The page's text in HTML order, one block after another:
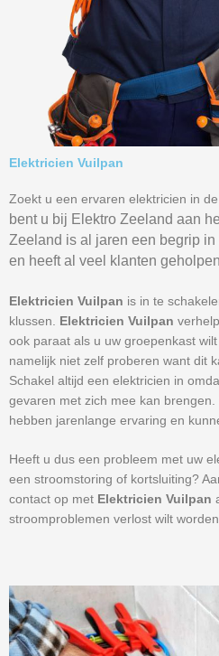
Elektricien Vuilpan
Zoekt u een ervaren elektricien in
bent u bij Elektro Zeeland aan
Zeeland is al jaren een begrip
en heeft al veel klanten
Elektricien Vuilpan is in te
klussen. Elektricien Vuilpan
ook paraat als u uw groepenkast
namelijk niet zelf proberen want dit
Schakel altijd een elektricien in
gevaren met zich mee kan
hebben jarenlange ervaring en
Heeft u dus een probleem met uw
een stroomstoring of kortsluiting?
contact op met Elektricien Vuilpan
stroomproblemen verlost wilt